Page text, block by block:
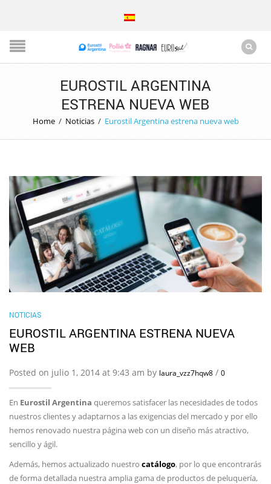
EUROSTIL ARGENTINA
ESTRENA NUEVA WEB
Home / Noticias / Eurostil Argentina estrena nueva web
NOTICIAS
EUROSTIL ARGENTINA ESTRENA NUEVA
WEB
Posted on julio 1, 2014 at 9:43 am by laura_vzz7hqw8 / 0
En Eurostil Argentina queremos satisfacer las necesidades de todos
nuestros clientes y adaptarnos a las exigencias del mercado y por ello
hemos renovado nuestra página web con un diseño más atractivo,
sencillo y ágil.
Además, hemos actualizado nuestro catálogo, por lo que encontrarás
de forma detallada nuestra amplia gama de productos de peluquería,